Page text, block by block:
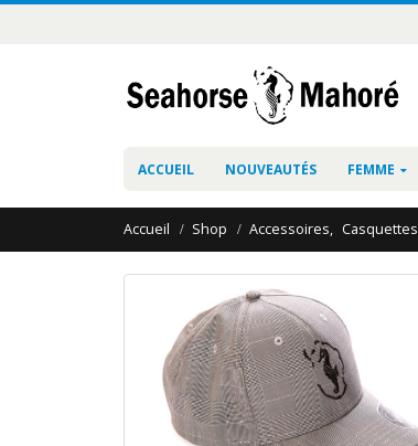
ACCUEIL NOUVEAUTÉS FEMME
Accueil Shop Accessoires, Casquettes